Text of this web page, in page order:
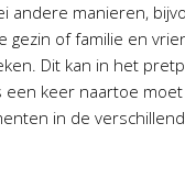
andere manieren,
gezin of familie en
Dit kan in het
een keer naartoe
in de